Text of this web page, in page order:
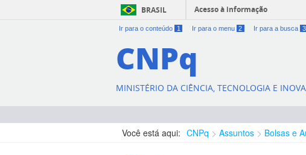
BRASIL Acesso à informação
Ir para o conteúdo 1 Ir para o menu 2 Ir para a busca 3
CNPq
MINISTÉRIO DA CIÊNCIA, TECNOLOGIA E
Você está aqui: CNPq Assuntos Bolsas e